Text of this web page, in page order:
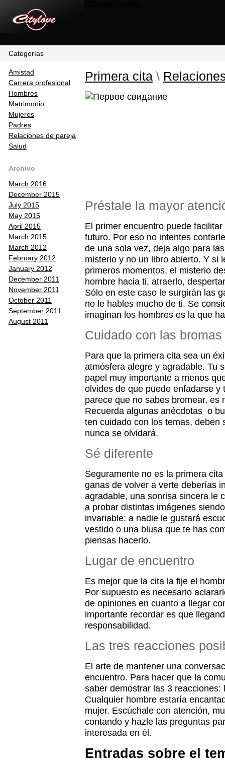
Categorías
Amistad
Carrera profesional
Hombres
Matrimonio
Mujeres
Padres
Relaciones de pareja
Salud
Archivo
March 2016
December 2015
July 2015
May 2015
April 2015
March 2015
March 2012
February 2012
January 2012
December 2011
November 2011
October 2011
September 2011
August 2011
Primera cita \
Préstale la mayor
El primer encuentro puede
futuro. Por eso no intentes
de una sola vez, deja algo para
misterio y no un libro abierto. Y si
primeros momentos, el misterio
hombre hacia ti, atraerlo,
Sólo en este caso le surgirán las
no le hables mucho de ti. Se
imaginan los hombres es la que
Cuidado con las bromas
Para que la primera cita sea un
atmósfera alegre y agradable. Tu
papel muy importante a menos
olvides de que puede enfadarse
parece que no sabes bromear, es
Recuerda algunas anécdotas o
ten cuidado con los temas, deben
nunca se olvidará.
Sé diferente
Seguramente no es la primera
ganas de volver a verte deberías
agradable, una sonrisa sincera le
a probar distintas imágenes
invariable: a nadie le gustará
vestido o una blusa que te has
piensas hacerlo.
Lugar de encuentro
Es mejor que la cita la fije el
Por supuesto es necesario
de opiniones en cuanto a llegar
importante recordar es que
responsabilidad.
Las tres reacciones
El arte de mantener una
encuentro. Para hacer que la
saber demostrar las 3
Cualquier hombre estaría
mujer. Escúchale con atención,
contando y hazle las preguntas
interesada en él.
Entradas sobre el